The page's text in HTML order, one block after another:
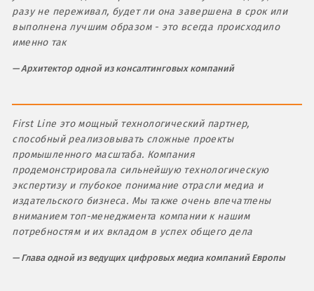
разу не переживал, будет ли она завершена в срок или
выполнена лучшим образом - это всегда происходило
именно так
Архитектор одной из консалтинговых компаний
First Line это мощный технологический партнер,
способный реализовывать сложные проекты
промышленного масштаба. Компания
продемонстрировала сильнейшую технологическую
экспертизу и глубокое понимание отрасли медиа и
издательского бизнеса. Мы также очень впечатлены
вниманием топ-менеджмента компании к нашим
потребностям и их вкладом в успех общего дела
Глава одной из ведущих цифровых медиа компаний Европы